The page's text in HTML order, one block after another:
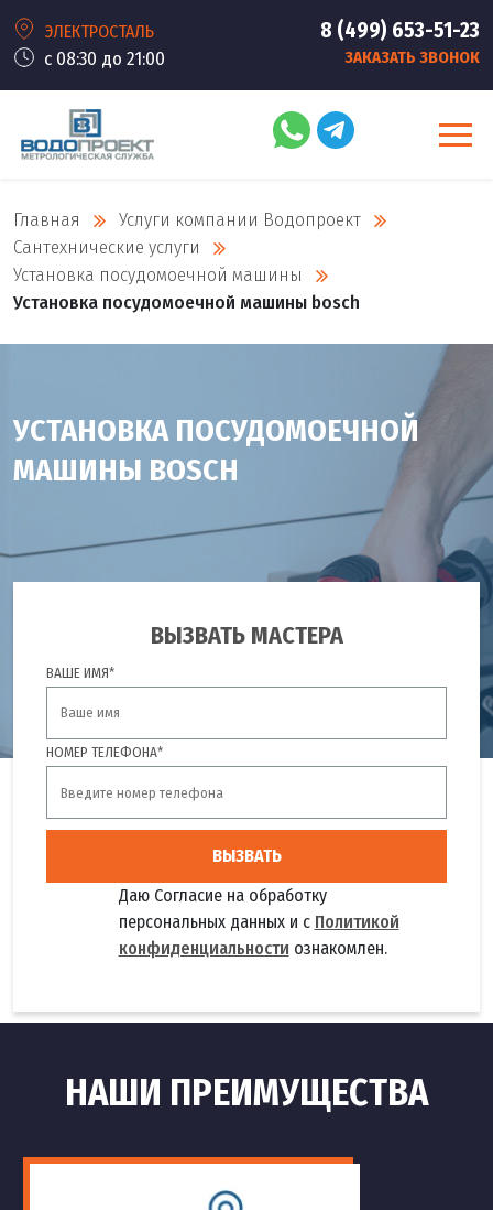
ЭЛЕКТРОСТАЛЬ
с 08:30 до 21:00
8 (499) 653-51-23
ЗАКАЗАТЬ ЗВОНОК
Главная
Услуги компании Водопроект
Сантехнические услуги
Установка посудомоечной машины
Установка посудомоечной машины bosch
УСТАНОВКА ПОСУДОМОЕЧНОЙ
МАШИНЫ BOSCH
ВЫЗВАТЬ МАСТЕРА
ВАШЕ ИМЯ*
НОМЕР ТЕЛЕФОНА*
ВЫЗВАТЬ
Даю Согласие на обработку
персональных данных и с Политикой
конфиденциальности ознакомлен.
НАШИ ПРЕИМУЩЕСТВА